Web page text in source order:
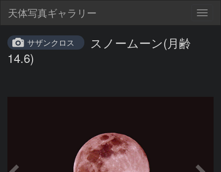
天体写真ギャラリー
サザンクロス
スノームーン(月齢
14.6)